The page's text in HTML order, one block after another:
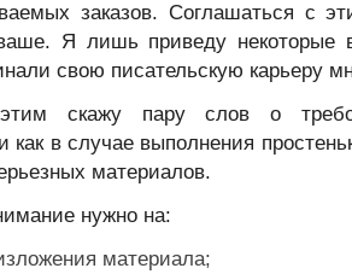
заказов. Соглашаться с
Я лишь приведу некоторые
свою писательскую карьеру
скажу пару слов о
как в случае выполнения
материалов.
нужно на:
материала;